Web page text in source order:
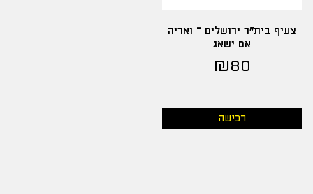
צעיף בית"ר ירושלים – ואריה
אם ישאג
₪80
רכישה